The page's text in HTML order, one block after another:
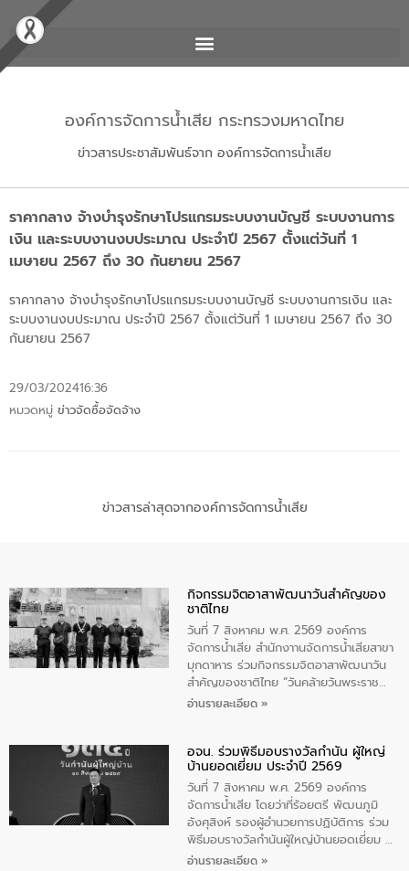
องค์การจัดการน้ำเสีย กระทรวงมหาดไทย
ข่าวสารประชาสัมพันธ์จาก องค์การจัดการน้ำเสีย
ราคากลาง จ้างบำรุงรักษาโปรแกรมระบบงานบัญชี ระบบงานการ
เงิน และระบบงานงบประมาณ ประจำปี 2567 ตั้งแต่วันที่ 1
เมษายน 2567 ถึง 30 กันยายน 2567
ราคากลาง จ้างบำรุงรักษาโปรแกรมระบบงานบัญชี ระบบงานการเงิน และ
ระบบงานงบประมาณ ประจำปี 2567 ตั้งแต่วันที่ 1 เมษายน 2567 ถึง 30
กันยายน 2567
29/03/202416:36
หมวดหมู่ ข่าวจัดซื้อจัดจ้าง
ข่าวสารล่าสุดจากองค์การจัดการน้ำเสีย
กิจกรรมจิตอาสาพัฒนาวันสําคัญของ
ชาติไทย
วันที่ 7 สิงหาคม พ.ศ. 2569 องค์การ
จัดการน้ำเสีย สำนักงาานจัดการน้ำเสียสาขา
มุกดาหาร ร่วมกิจกรรมจิตอาสาพัฒนาวัน
สําคัญของชาติไทย “วันคล้ายวันพระราช
สมภพ สมเด็จพระนางเจ้าสิริกิติ์พระบรม
ทิพย์คำ รองผู้ว่าราชการจังหวัดมุกดาหาร
เป็นประธานในพิธี ณ เรือนจําชั่วคราวนาโสก
ตําบลนาโสก อําเภอเมืองมุกดาหาร จังหวัด
มุกดาหาร โดยในกิจกรรมได้ร่วมปลูกป่า และ
ทําความสะอาดภายในบริเวณ จัดกิจกรรม
เพื่อถวายเป็นพระราชกุศล สมเด็จพระนาง
เจ้าสิริกิติ์พระบรมราชินีนาถ พระบรมราช
อ่านรายละเอียด »
อจน. ร่วมพิธีมอบรางวัลกำนัน ผู้ใหญ่
บ้านยอดเยี่ยม ประจำปี 2569
วันที่ 7 สิงหาคม พ.ศ. 2569 องค์การ
จัดการน้ำเสีย โดยว่าที่ร้อยตรี พัฒนภูมิ
อังศุสิงห์ รองผู้อำนวยการปฏิบัติการ ร่วม
พิธีมอบรางวัลกำนันผู้ใหญ่บ้านยอดเยี่ยม ณ
ทำเนียบรัฐบาล โดยมีนายอนุทิน ชาญวีรกูล
อ่านรายละเอียด »